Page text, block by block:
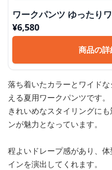
ワークパンツ ゆったり
¥6,580
商品の
落ち着いたカラーとワイド
える夏用ワークパンツです。
きれいめなスタイリングに
ンが魅力となっています。
程よいドレープ感があり、
インを演出してくれます。